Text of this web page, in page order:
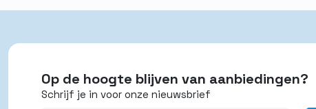
Op de hoogte blijven van aanbiedingen?
Schrijf je in voor onze nieuwsbrief